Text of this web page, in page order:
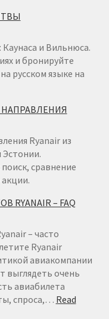
и Вильнюса.
и бронируйте
русском языке на
НАПРАВЛЕНИЯ
Ryanair из
сравнение
– FAQ
– часто
Ryanair
авиакомпании
выглядеть очень
авиабилета
спроса,… Read